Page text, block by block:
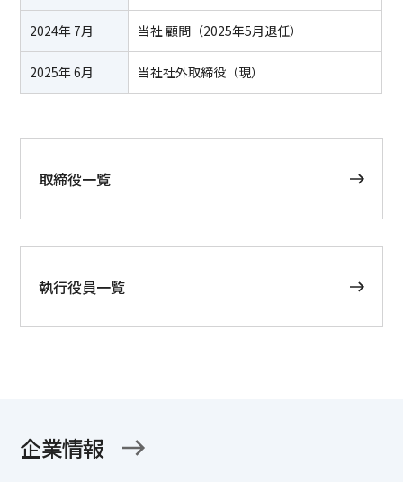
2024年 7月 当社 顧問（2025年5月退任）
2025年 6月 当社社外取締役（現）
取締役一覧
執行役員一覧
企業情報